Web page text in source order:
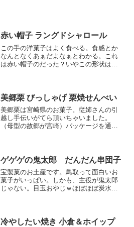
赤い帽子 ラングドシャロール
この手の洋菓子はよく食べる。食感とか
なんとなくあぁだよなぁとわかる。これ
は赤い帽子のだった？いやこの形状は
ら、パッケージから出したら...
美郷栗 びっしゃげ 栗焼せんべい
美郷栗は宮崎県のお菓子。従姉さんの引
越し手伝いがてら頂いちゃいました。
（母型の故郷が宮崎）パッケージを通し
なんだろうって思ったら、パ...
ゲゲゲの鬼太郎 だんだん串団子
宝製菓のお土産です。鳥取って面白いお
菓子がいっぱい。しかも、主役が鬼太郎
じゃない。目玉おやじｗほぼほぼ炭水化
うないし、あると思ってた...
冷やしたい焼き 小倉＆ホイップ